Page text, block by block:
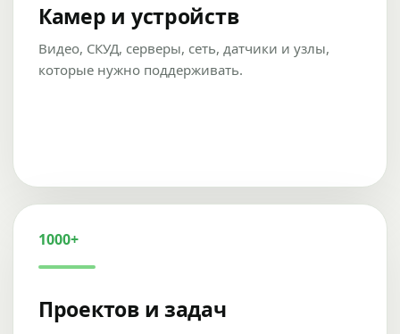
Камер и устройств
Видео, СКУД, серверы, сеть, датчики и узлы,
которые нужно поддерживать.
1000+
Проектов и задач